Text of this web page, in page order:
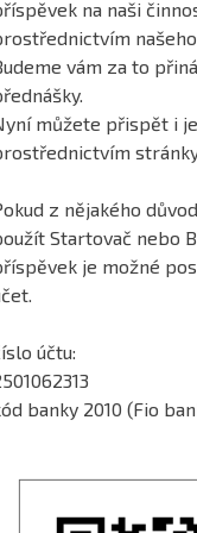
na naši
vám za to
můžete přispět i
stránky
z nějakého
Startovač nebo
je možné
účtu:
banky 2010 (Fio